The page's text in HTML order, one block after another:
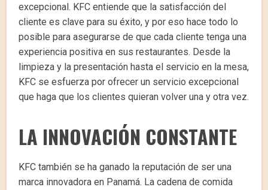
excepcional. KFC entiende que la satisfacción del
cliente es clave para su éxito, y por eso hace todo lo
posible para asegurarse de que cada cliente tenga una
experiencia positiva en sus restaurantes. Desde la
limpieza y la presentación hasta el servicio en la mesa,
KFC se esfuerza por ofrecer un servicio excepcional
que haga que los clientes quieran volver una y otra vez.
LA INNOVACIÓN CONSTANTE
KFC también se ha ganado la reputación de ser una
marca innovadora en Panamá. La cadena de comida